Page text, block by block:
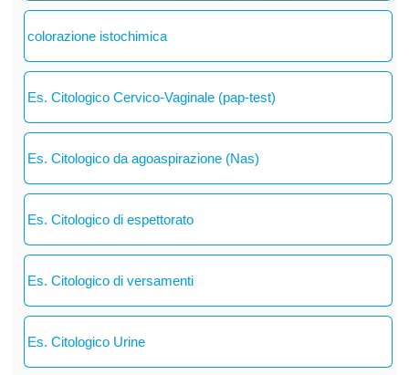
colorazione istochimica
Es. Citologico Cervico-Vaginale (pap-test)
Es. Citologico da agoaspirazione (Nas)
Es. Citologico di espettorato
Es. Citologico di versamenti
Es. Citologico Urine